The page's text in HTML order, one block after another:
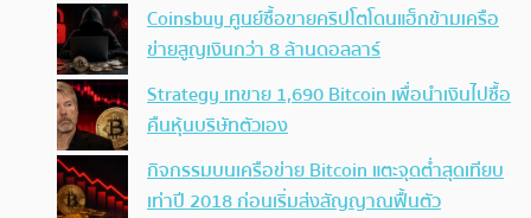
Coinsbuy ศูนย์ซื้อขายคริปโตโดนแฮ็กข้ามเครือ
ข่ายสูญเงินกว่า 8 ล้านดอลลาร์
Strategy เทขาย 1,690 Bitcoin เพื่อนำเงินไปซื้อ
คืนหุ้นบริษัทตัวเอง
กิจกรรมบนเครือข่าย Bitcoin แตะจุดต่ำสุดเทียบ
เท่าปี 2018 ก่อนเริ่มส่งสัญญาณฟื้นตัว